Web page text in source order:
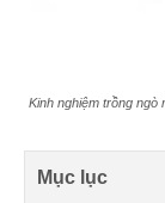
Kinh nghiệm trồng ngò
Mục lục